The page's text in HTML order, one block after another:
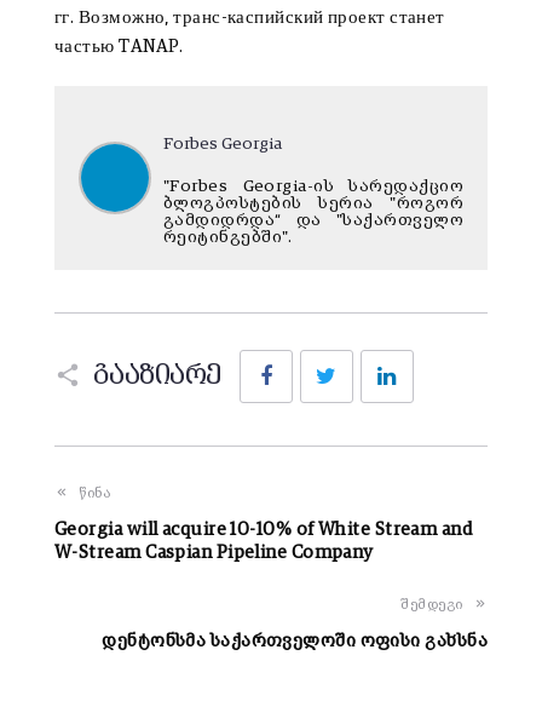
гг. Возможно, транс-каспийский проект станет
частью TANAP.
Forbes Georgia
"Forbes Georgia-ის სარედაქციო
ბლოგპოსტების სერია "როგორ
გამდიდრდა“ და "საქართველო
რეიტინგებში".
გააზიარე
FacebookTwitter
წინა
Georgia will acquire 10-10% of White Stream and
W-Stream Caspian Pipeline Company
შემდეგი
დენტონსმა საქართველოში ოფისი გახსნა